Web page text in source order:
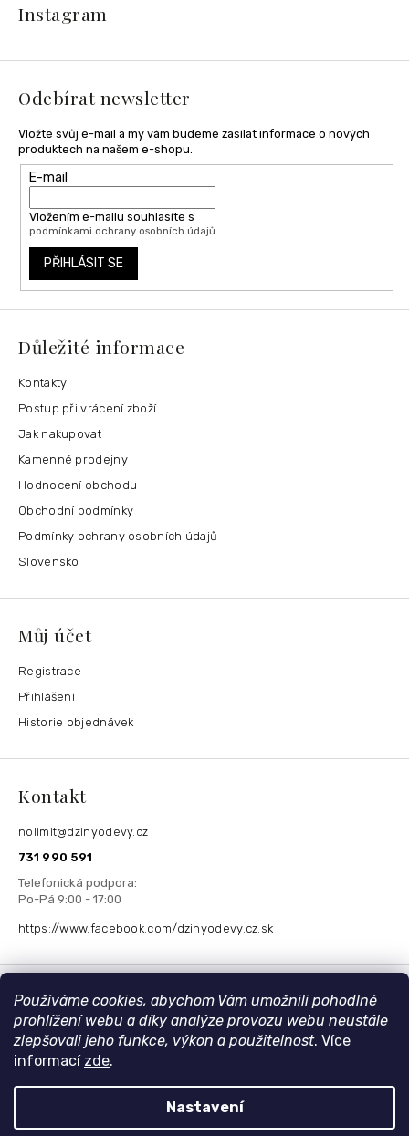
Používáme cookies, abychom Vám umožnili pohodlné
prohlížení webu a díky analýze provozu webu neustále
zlepšovali jeho funkce, výkon a použitelnost. Více
informací zde.
Nastavení
t
Instagram
Odebírat newsletter
Vložte svůj e-mail a my vám budeme zasílat informace o nových
produktech na našem e-shopu.
E-mail
Vložením e-mailu souhlasíte s
podmínkami ochrany osobních údajů
PŘIHLÁSIT SE
Důležité informace
Kontakty
Postup při vrácení zboží
Jak nakupovat
Kamenné prodejny
Hodnocení obchodu
Obchodní podmínky
Podmínky ochrany osobních údajů
Slovensko
Můj účet
Registrace
Přihlášení
Historie objednávek
Kontakt
nolimit@dzinyodevy.cz
731 990 591
https://www.facebook.com/dzinyodevy.cz.sk
Přijímáme online platby